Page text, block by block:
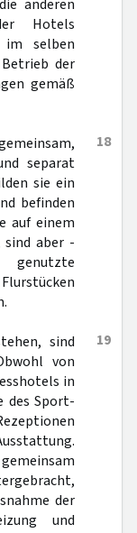
anderen
Hotels
im selben
der
gemäß
18
separat
sie ein
befinden
auf einem
sind aber -
19
sind
von
in
des Sport-
der
und